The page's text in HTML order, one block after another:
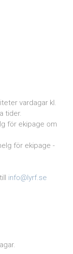
vardagar kl.
tider.
för ekipage om
för ekipage -
info@lyrf.se